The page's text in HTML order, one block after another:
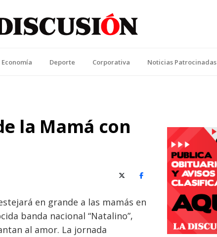
Economía Deporte Corporativa Noticias Patrocinadas
la Mamá con
X (Twitter)Facebook
en grande a las mamás en
banda nacional “Natalino”,
al amor. La jornada